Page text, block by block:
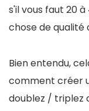
s'il vous faut 20
chose de qualité
Bien entendu,
comment créer
doublez / triplez